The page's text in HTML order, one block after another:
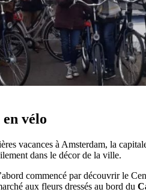
vélo
vacances à Amsterdam, la
dans le décor de la ville.
commencé par découvrir le
aux fleurs dressés au bord du